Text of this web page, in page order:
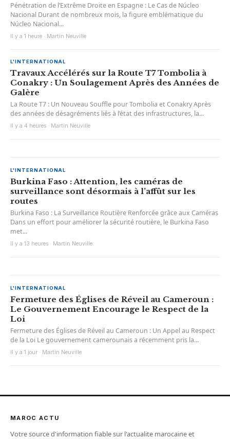
Pénétration de l’Extrême Droite en Espagne : Le Cas de Núcleo
Nacional Durant de nombreux mois, la figure emblématique du
Núcleo Nacional...
Il y a 1 heure · Martin Neuville
L'INTERNATIONAL
Travaux Accélérés sur la Route T7 Tombolia à
Conakry : Un Soulagement Après des Années de
Galère
La Route T7 : Un Nouveau Souffle pour Tombolia et Conakry Après
des années de désagréments liés à l’état des infrastructures, la...
Il y a 4 heures · Martin Neuville
L'INTERNATIONAL
Burkina Faso : Attention, les caméras de
surveillance sont désormais à l’affût sur les
routes
Burkina Faso : La Surveillance Routière Renforcée grâce aux Caméras
Dans un effort pour améliorer la sécurité routière, le Burkina Faso
met...
Il y a 13 heures · Martin Neuville
L'INTERNATIONAL
Fermeture des Églises de Réveil au Cameroun :
Le Gouvernement Encourage le Respect de la
Loi
Fermeture des Églises de Réveil au Cameroun : Un Appel au Respect
de la Loi Le gouvernement camerounais a récemment pris la...
Il y a 1 jour · Martin Neuville
MAROC ACTU
Votre source d'information fiable sur l'actualite marocaine et